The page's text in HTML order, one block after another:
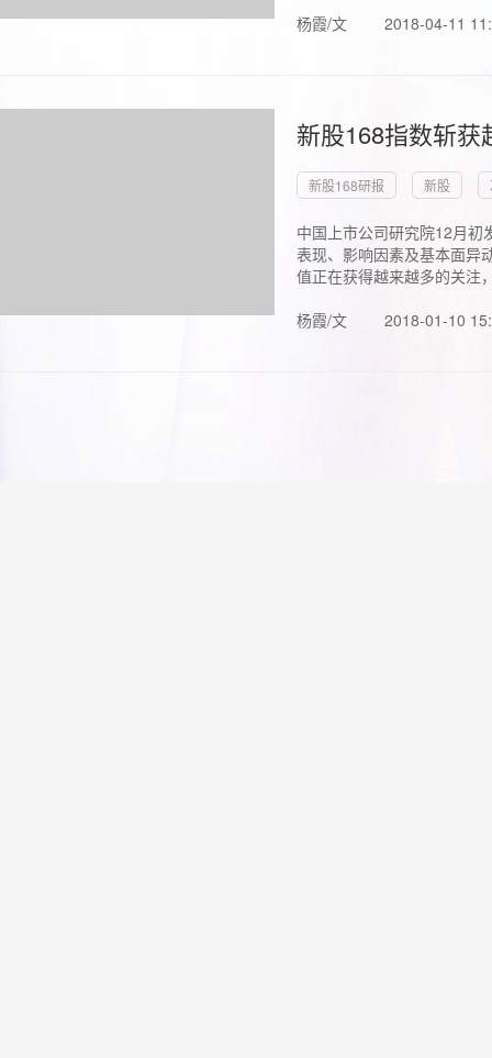
杨霞/文 2018-04-11
新股168指数斩
新股168研报 新股
中国上市公司研究院12月初
表现、影响因素及基本面异
值正在获得越来越多的关注
杨霞/文
2018-01-10